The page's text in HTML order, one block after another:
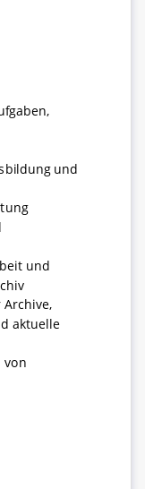
und
und
aktuelle
von